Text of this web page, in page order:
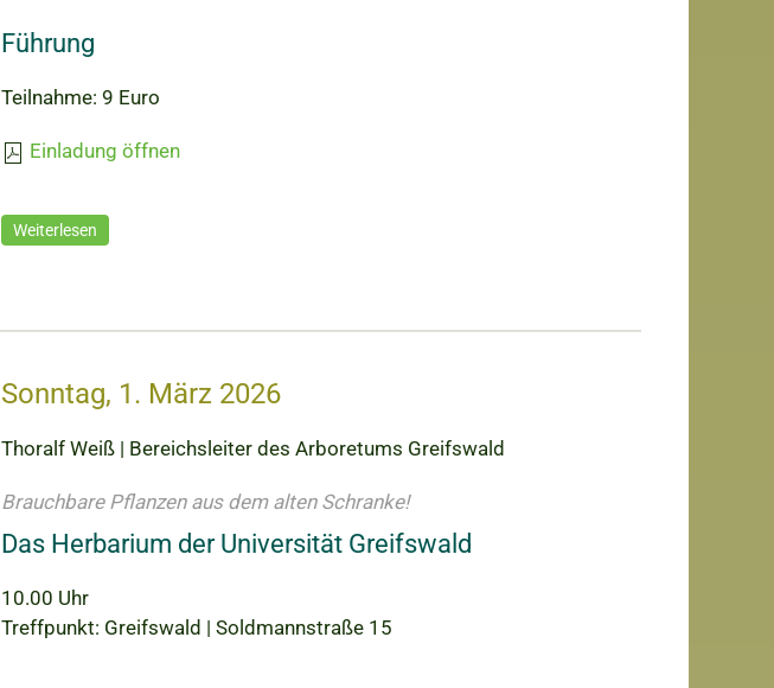
Führung
Teilnahme: 9 Euro
Einladung öffnen
Weiterlesen
Sonntag, 1. März 2026
Thoralf Weiß | Bereichsleiter des Arboretums Greifswald
Brauchbare Pflanzen aus dem alten Schranke!
Das Herbarium der Universität Greifswald
10.00 Uhr
Treffpunkt: Greifswald | Soldmannstraße 15